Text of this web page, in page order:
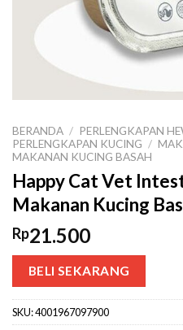
BERANDA / PERLENGKAPAN
PERLENGKAPAN KUCING /
MAKANAN KUCING BASAH
Happy Cat Vet
Makanan Kucing
Rp21.500
BELI SEKARANG
SKU:4001967097900